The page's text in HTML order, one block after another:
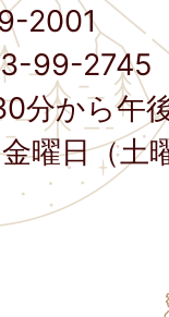
2001
99-2745
分から午
曜日（土